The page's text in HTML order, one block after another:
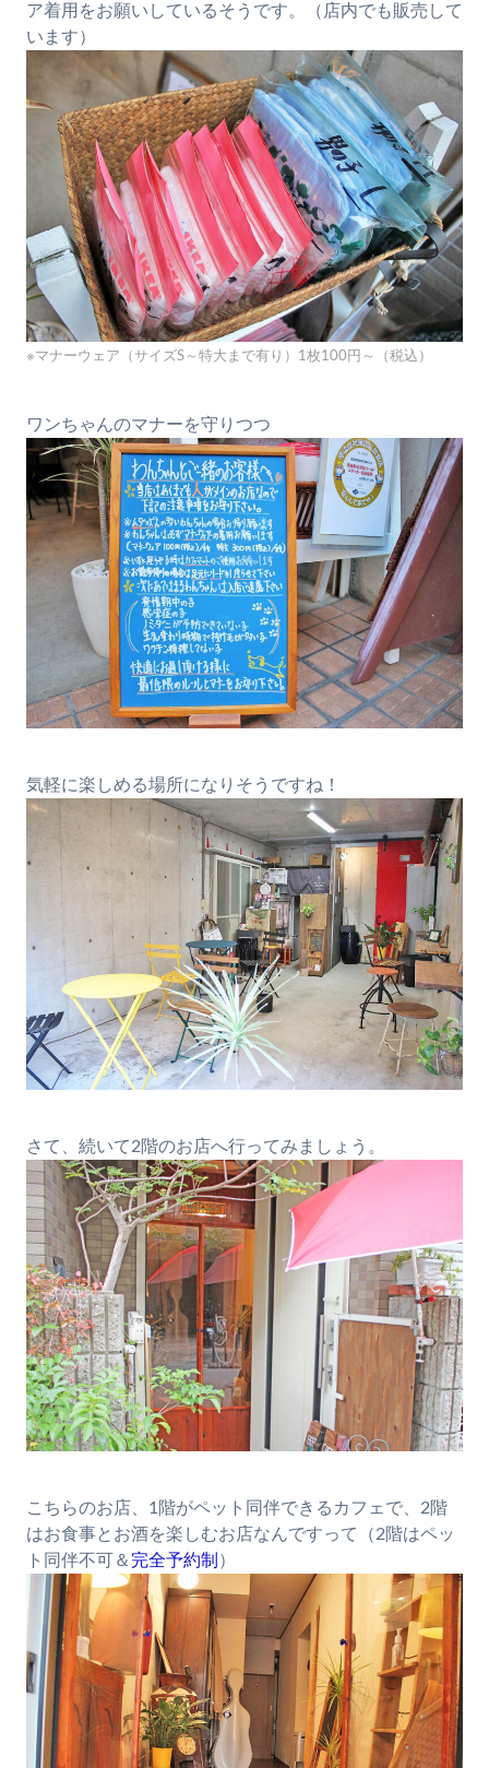
ア着用をお願いしているそうです。（店内でも販売して
います）
※マナーウェア（サイズS～特大まで有り）1枚100円～（税込）
ワンちゃんのマナーを守りつつ
気軽に楽しめる場所になりそうですね！
さて、続いて2階のお店へ行ってみましょう。
こちらのお店、1階がペット同伴できるカフェで、2階
はお食事とお酒を楽しむお店なんですって（2階はペッ
ト同伴不可＆ 完全予約制 ）